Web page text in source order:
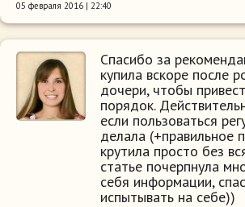
05 февраля 2016 | 22:40
Спасибо за
купила вскоре после
дочери, чтобы
порядок.
если пользоваться
делала (+правильное
крутила просто без
статье почерпнула
себя информации,
испытывать на себе))